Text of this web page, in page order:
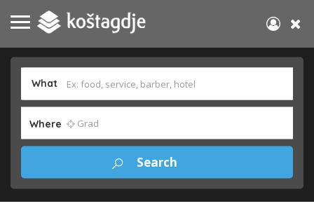
What
Where